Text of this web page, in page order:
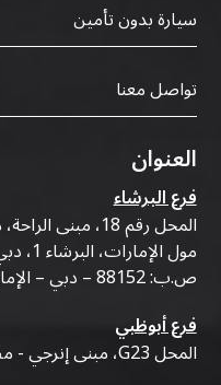
سيارة بدون تأمين
تواصل معنا
العنوان
فرع البرشاء
المحل رقم 18،
مول الإمارات، البرشاء 1، دبي
ص.ب: 88152 – دبي – الإمارات العربية المتحدة
فرع أبوظبي
المحل G23، مبنى إنرجي - مصفح - M20 - أبوظبي